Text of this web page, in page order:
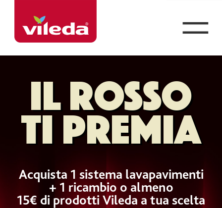
alla
page
versione
mobile
Il rosso
ti premia
Acquista 1 sistema lavapavimenti
+ 1 ricambio o almeno
15€ di prodotti Vileda a tua scelta